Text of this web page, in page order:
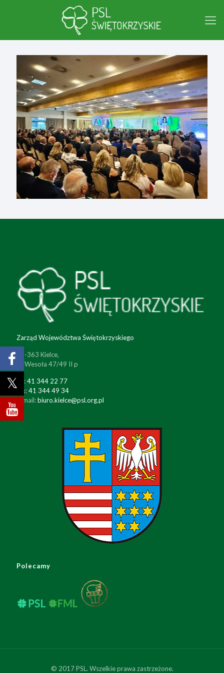
Zarząd Województwa Świętokrzyskiego
25-363 Kielce,
ul. Wesoła 47/49 II p
tel:41 344 22 77
fax:41 344 49 34
e-mail:biuro.kielce@psl.org.pl
Polecamy
© 2017 PSL. Wszelkie prawa zastrzeżone.